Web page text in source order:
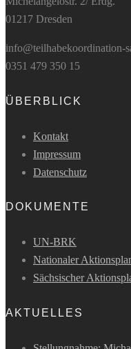
01217 Dresden
info@teilhabekoordination-
0351 479 350 15
ÜBERBLICK
Kontakt
Impressum
Datenschutz
DOKUMENTE
UN-BRK
Nationaler
Sächsischer
AKTUELLES